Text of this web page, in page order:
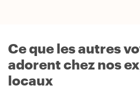
Ce que les autres
adorent chez nos
locaux